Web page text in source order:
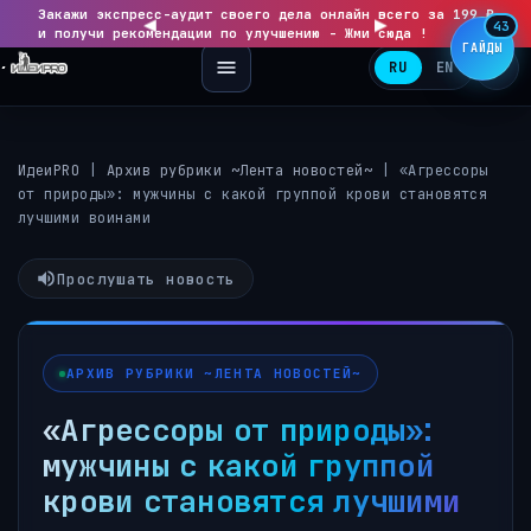
◀
Закажи экспресс-аудит своего дела онлайн всего за 199 ₽
и получи рекомендации по улучшению - Жми сюда !
▶
RU EN
ИдеиPRO Архив рубрики ~Лента новостей~
«Агрессоры
от природы»: мужчины с какой группой крови становятся
лучшими воинами
Прослушать новость
АРХИВ РУБРИКИ ~ЛЕНТА НОВОСТЕЙ~
«Агрессоры от природы»:
мужчины с какой группой
крови становятся лучшими
ГАЙДЫ
43